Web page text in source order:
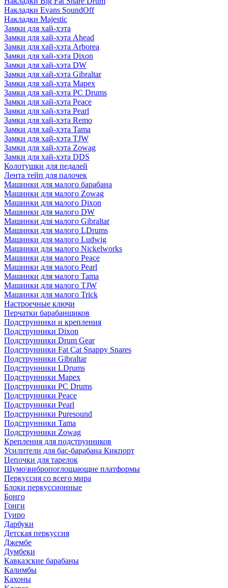
Накладки Evans SoundOff
Накладки Majestic
Замки для хай-хэта
Замки для хай-хэта Ahead
Замки для хай-хэта Arborea
Замки для хай-хэта Dixon
Замки для хай-хэта DW
Замки для хай-хэта Gibraltar
Замки для хай-хэта Mapex
Замки для хай-хэта PC Drums
Замки для хай-хэта Peace
Замки для хай-хэта Pearl
Замки для хай-хэта Remo
Замки для хай-хэта Tama
Замки для хай-хэта TJW
Замки для хай-хэта Zowag
Замки для хай-хэта DDS
Колотушки для педалей
Лента тейп для палочек
Машинки для малого барабана
Машинки для малого Zowag
Машинки для малого Dixon
Машинки для малого DW
Машинки для малого Gibraltar
Машинки для малого LDrums
Машинки для малого Ludwig
Машинки для малого Nickelworks
Машинки для малого Peace
Машинки для малого Pearl
Машинки для малого Tama
Машинки для малого TJW
Машинки для малого Trick
Настроечные ключи
Перчатки барабанщиков
Подструнники и крепления
Подструнники Dixon
Подструнники Drum Gear
Подструнники Fat Cat Snappy Snares
Подструнники Gibraltar
Подструнники LDrums
Подструнники Mapex
Подструнники PC Drums
Подструнники Peace
Подструнники Pearl
Подструнники Puresound
Подструнники Tama
Подструнники Zowag
Крепления для подструнников
Усилители для бас-барабана Кикпорт
Цепочки для тарелок
Шумо\вибропоглощающие платформы
Перкуссия со всего мира
Блоки перкуссионные
Бонго
Гонги
Гуиро
Дарбуки
Детская перкуссия
Джембе
Думбеки
Кавказские барабаны
Калимбы
Кахоны